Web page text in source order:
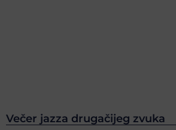
Večer jazza drugačijeg zvuka